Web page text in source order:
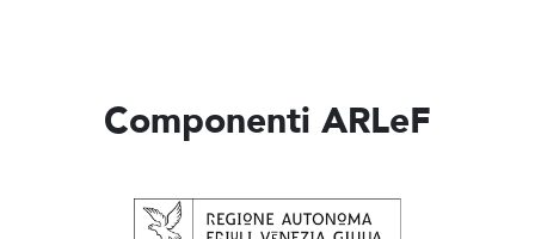
Componenti ARLeF